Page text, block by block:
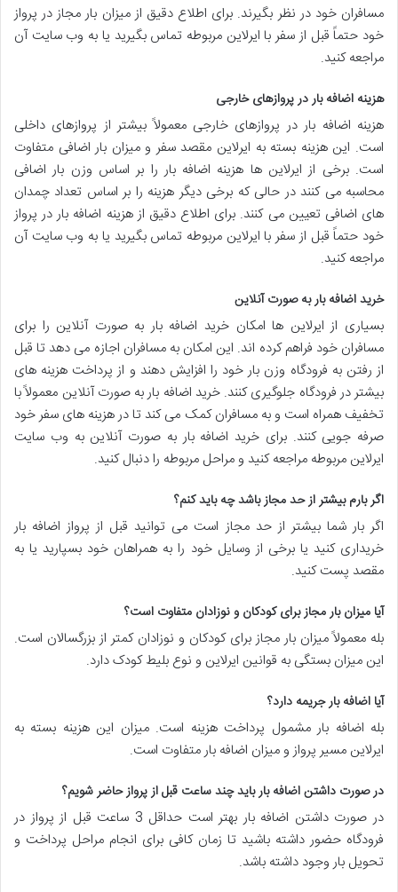
مسافران خود در نظر بگیرند. برای اطلاع دقیق از میزان بار مجاز در پرواز
خود حتماً قبل از سفر با ایرلاین مربوطه تماس بگیرید یا به وب سایت آن
مراجعه کنید.
هزینه اضافه بار در پروازهای خارجی
هزینه اضافه بار در پروازهای خارجی معمولاً بیشتر از پروازهای داخلی
است. این هزینه بسته به ایرلاین مقصد سفر و میزان بار اضافی متفاوت
است. برخی از ایرلاین ها هزینه اضافه بار را بر اساس وزن بار اضافی
محاسبه می کنند در حالی که برخی دیگر هزینه را بر اساس تعداد چمدان
های اضافی تعیین می کنند. برای اطلاع دقیق از هزینه اضافه بار در پرواز
خود حتماً قبل از سفر با ایرلاین مربوطه تماس بگیرید یا به وب سایت آن
مراجعه کنید.
خرید اضافه بار به صورت آنلاین
بسیاری از ایرلاین ها امکان خرید اضافه بار به صورت آنلاین را برای
مسافران خود فراهم کرده اند. این امکان به مسافران اجازه می دهد تا قبل
از رفتن به فرودگاه وزن بار خود را افزایش دهند و از پرداخت هزینه های
بیشتر در فرودگاه جلوگیری کنند. خرید اضافه بار به صورت آنلاین معمولاً با
تخفیف همراه است و به مسافران کمک می کند تا در هزینه های سفر خود
صرفه جویی کنند. برای خرید اضافه بار به صورت آنلاین به وب سایت
ایرلاین مربوطه مراجعه کنید و مراحل مربوطه را دنبال کنید.
اگر بارم بیشتر از حد مجاز باشد چه باید کنم؟
اگر بار شما بیشتر از حد مجاز است می توانید قبل از پرواز اضافه بار
خریداری کنید یا برخی از وسایل خود را به همراهان خود بسپارید یا به
مقصد پست کنید.
آیا میزان بار مجاز برای کودکان و نوزادان متفاوت است؟
بله معمولاً میزان بار مجاز برای کودکان و نوزادان کمتر از بزرگسالان است.
این میزان بستگی به قوانین ایرلاین و نوع بلیط کودک دارد.
آیا اضافه بار جریمه دارد؟
بله اضافه بار مشمول پرداخت هزینه است. میزان این هزینه بسته به
ایرلاین مسیر پرواز و میزان اضافه بار متفاوت است.
در صورت داشتن اضافه بار باید چند ساعت قبل از پرواز حاضر شویم؟
در صورت داشتن اضافه بار بهتر است حداقل 3 ساعت قبل از پرواز در
فرودگاه حضور داشته باشید تا زمان کافی برای انجام مراحل پرداخت و
تحویل بار وجود داشته باشد.